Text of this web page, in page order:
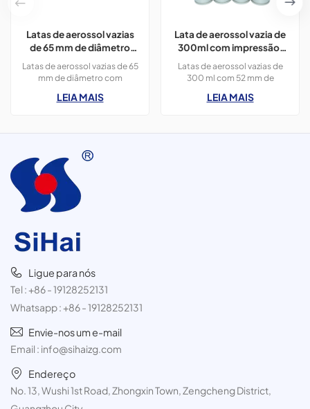
Latas de aerossol vazias
de 65 mm de diâmetro
com impressão em cores
CMYK, 300 ml, para tinta
Latas de aerossol vazias de 65
mm de diâmetro com
400 ml, para tinta spray,
LEIA MAIS
Lata de aerossol vazia de
300ml com impressão,
diâmetro de 52mm para
uso de aromatizador de
Latas de aerossol vazias de
300 ml com 52 mm de
utilizadas para aromatizador
LEIA MAIS
Ligue para nós
Tel :+86 - 19128252131
Whatsapp :+86 - 19128252131
Envie-nos um e-mail
Email : info@sihaizg.com
Endereço
No. 13, Wushi 1st Road, Zhongxin Town, Zengcheng District,